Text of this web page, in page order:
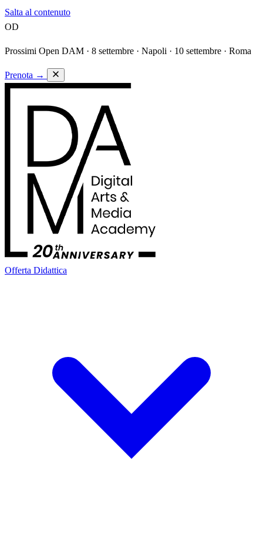
Salta al contenuto
OD
Prossimi Open DAM · 8 settembre · Napoli · 10 settembre · Roma
Prenota →
Offerta Didattica